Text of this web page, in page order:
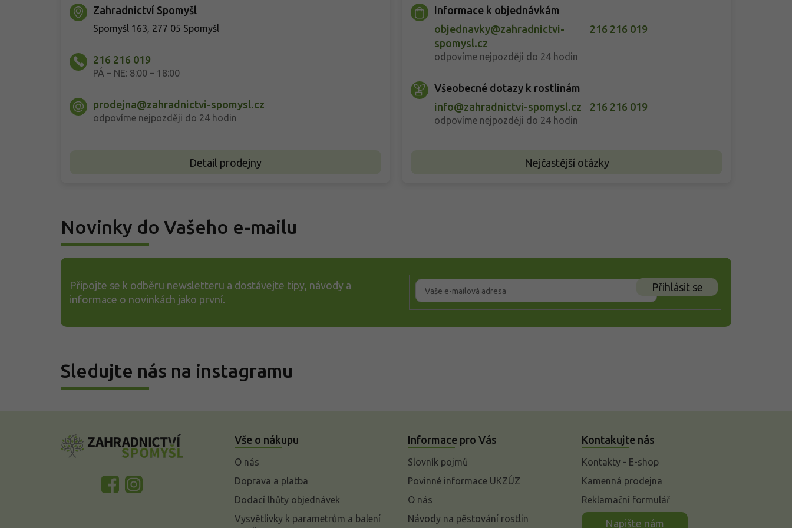
Zahradnictví Spomyšl
Spomyšl 163, 277 05 Spomyšl
216 216 019
PÁ – NE: 8:00 – 18:00
prodejna@zahradnictvi-spomysl.cz
odpovíme nejpozději do 24 hodin
Detail prodejny
Informace k objednávkám
objednavky@zahradnictvi-
spomysl.cz
odpovíme nejpozději do 24 hodin
216 216 019
Všeobecné dotazy k rostlinám
info@zahradnictvi-spomysl.cz
odpovíme nejpozději do 24 hodin
216 216 019
Nejčastější otázky
Novinky do Vašeho e-mailu
Připojte se k odběru newsletteru a dostávejte tipy, návody a
informace o novinkách jako první.
Přihlásit se
Sledujte nás na instagramu
Vše o nákupu
O nás
Doprava a platba
Dodací lhůty objednávek
Vysvětlivky k parametrům a balení
Informace pro Vás
Slovník pojmů
Povinné informace UKZÚZ
O nás
Návody na pěstování rostlin
Kontakujte nás
Kontakty - E-shop
Kamenná prodejna
Reklamační formulář
Napište nám